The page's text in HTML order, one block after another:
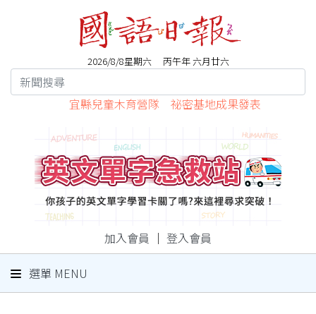
2026/8/8星期六 丙午年 六月廿六
宜縣兒童木育營隊 祕密基地成果發表
加入會員 ｜ 登入會員
選單 MENU